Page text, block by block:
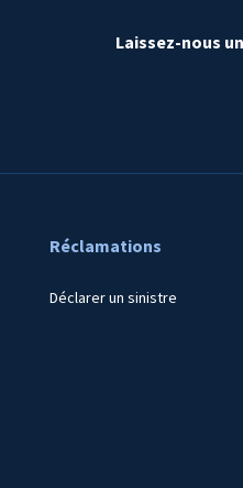
Laissez-nous
Réclamations
Déclarer un sinistre